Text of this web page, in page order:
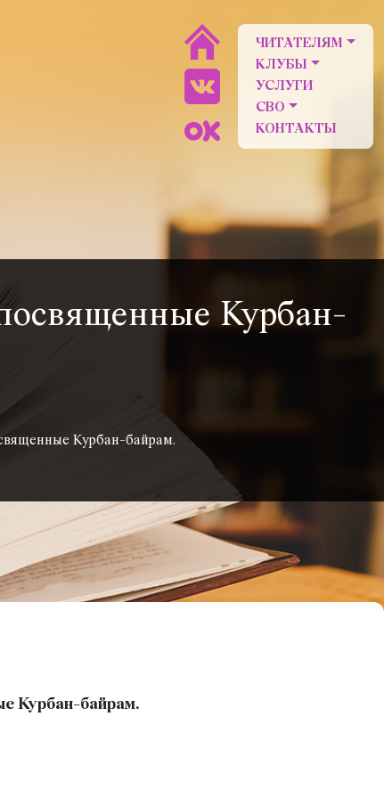
ЧИТАТЕЛЯМ
КЛУБЫ
УСЛУГИ
СВО
КОНТАКТЫ
Курбан-
Курбан-байрам.
Курбан-байрам.